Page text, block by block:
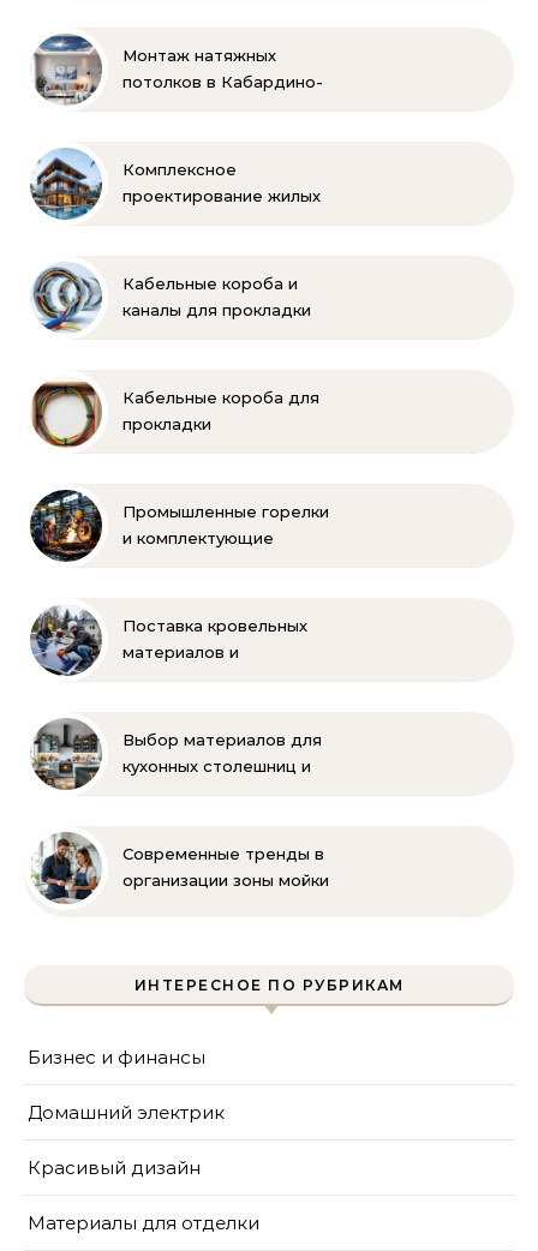
Монтаж натяжных
потолков в Кабардино-
Комплексное
проектирование жилых
Кабельные короба и
каналы для прокладки
Кабельные короба для
прокладки
Промышленные горелки
и комплектующие
Поставка кровельных
материалов и
Выбор материалов для
кухонных столешниц и
Современные тренды в
организации зоны мойки
ИНТЕРЕСНОЕ ПО РУБРИКАМ
Бизнес и финансы
Домашний электрик
Красивый дизайн
Материалы для отделки